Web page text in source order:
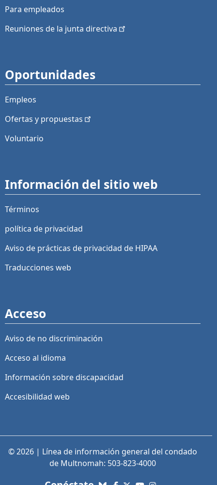
Para empleados
Reuniones de la junta directiva
Oportunidades
Empleos
Ofertas y propuestas
Voluntario
Información del sitio web
Términos
política de privacidad
Aviso de prácticas de privacidad de HIPAA
Traducciones web
Acceso
Aviso de no discriminación
Acceso al idioma
Información sobre discapacidad
Accesibilidad web
© 2026 | Línea de información general del condado
de Multnomah: 503-823-4000